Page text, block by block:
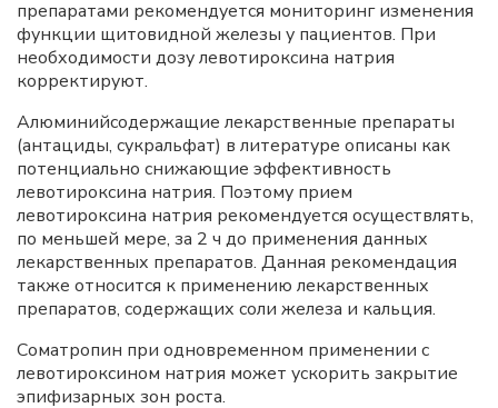
препаратами рекомендуется мониторинг изменения
функции щитовидной железы у пациентов. При
необходимости дозу левотироксина натрия
корректируют.
Алюминийсодержащие лекарственные препараты
(антациды, сукральфат) в литературе описаны как
потенциально снижающие эффективность
левотироксина натрия. Поэтому прием
левотироксина натрия рекомендуется осуществлять,
по меньшей мере, за 2 ч до применения данных
лекарственных препаратов. Данная рекомендация
также относится к применению лекарственных
препаратов, содержащих соли железа и кальция.
Соматропин при одновременном применении с
левотироксином натрия может ускорить закрытие
эпифизарных зон роста.